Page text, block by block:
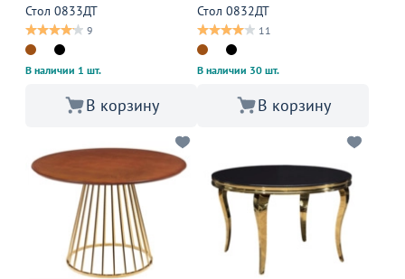
Стол 0833ДТ
9
В наличии 1 шт.
В корзину
Стол 0832ДТ
11
В наличии 30 шт.
В корзину